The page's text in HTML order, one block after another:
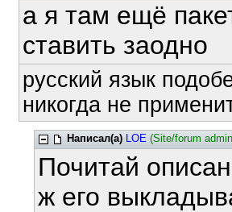
а я там ещё
ставить заодно
русский язык
никогда не
Написал(а) LOE (Site/forum
Почитай
ж его